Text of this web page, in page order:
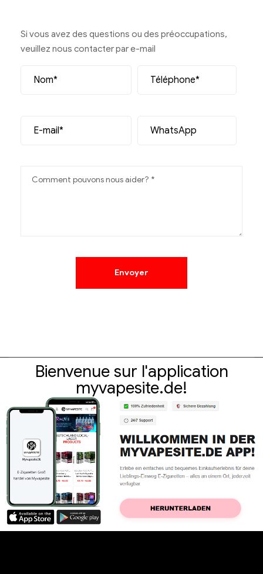
Si vous avez des questions ou des préoccupations,
veuillez nous contacter par e-mail
Bienvenue sur l'application
myvapesite.de!